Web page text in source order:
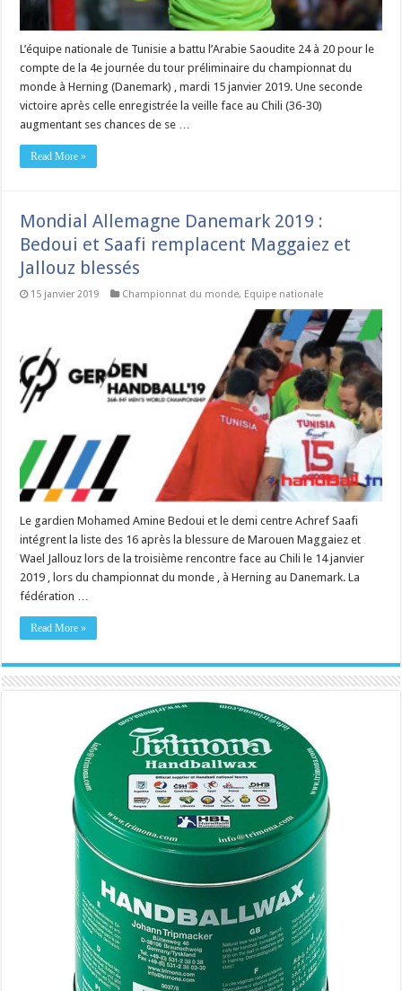
L’équipe nationale de Tunisie a battu l’Arabie Saoudite 24 à 20 pour le
compte de la 4e journée du tour préliminaire du championnat du
monde à Herning (Danemark) , mardi 15 janvier 2019. Une seconde
victoire après celle enregistrée la veille face au Chili (36-30)
augmentant ses chances de se …
Read More »
Mondial Allemagne Danemark 2019 :
Bedoui et Saafi remplacent Maggaiez et
Jallouz blessés
15 janvier 2019 Championnat du monde, Equipe nationale
Le gardien Mohamed Amine Bedoui et le demi centre Achref Saafi
intégrent la liste des 16 après la blessure de Marouen Maggaiez et
Wael Jallouz lors de la troisième rencontre face au Chili le 14 janvier
2019 , lors du championnat du monde , à Herning au Danemark. La
fédération …
Read More »